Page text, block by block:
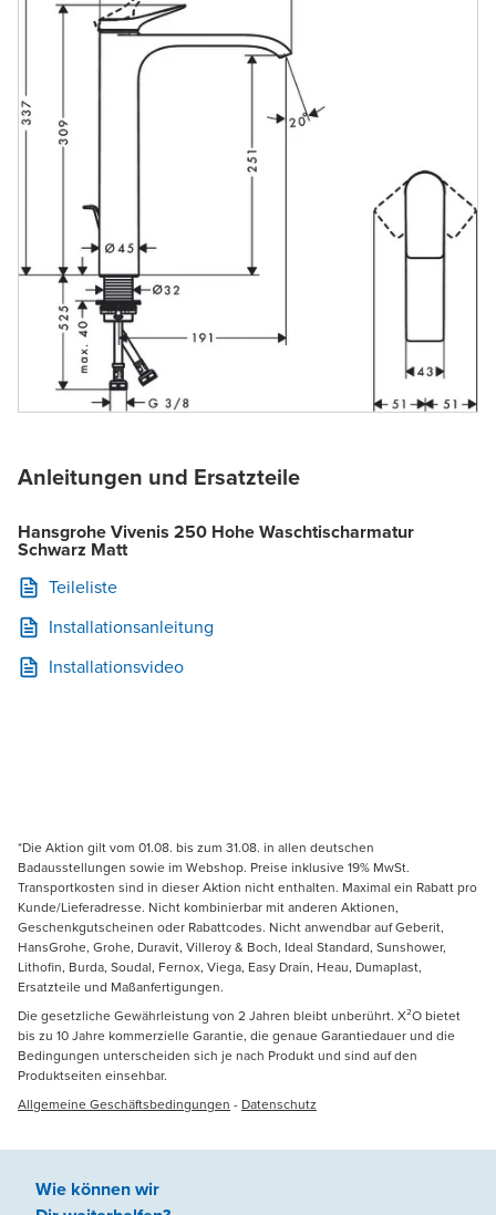
Anleitungen und Ersatzteile
Hansgrohe Vivenis 250 Hohe Waschtischarmatur
Schwarz Matt
Teileliste
Installationsanleitung
Installationsvideo
*Die Aktion gilt vom 01.08. bis zum 31.08. in allen deutschen
Badausstellungen sowie im Webshop. Preise inklusive 19% MwSt.
Transportkosten sind in dieser Aktion nicht enthalten. Maximal ein Rabatt pro
Kunde/Lieferadresse. Nicht kombinierbar mit anderen Aktionen,
Geschenkgutscheinen oder Rabattcodes. Nicht anwendbar auf Geberit,
HansGrohe, Grohe, Duravit, Villeroy & Boch, Ideal Standard, Sunshower,
Lithofin, Burda, Soudal, Fernox, Viega, Easy Drain, Heau, Dumaplast,
Ersatzteile und Maßanfertigungen.
Die gesetzliche Gewährleistung von 2 Jahren bleibt unberührt. X²O bietet
bis zu 10 Jahre kommerzielle Garantie, die genaue Garantiedauer und die
Bedingungen unterscheiden sich je nach Produkt und sind auf den
Produktseiten einsehbar.
Allgemeine Geschäftsbedingungen - Datenschutz
Wie können wir